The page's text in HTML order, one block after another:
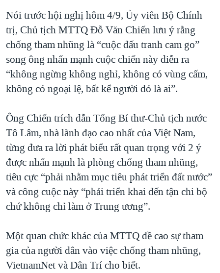
Nói trước hội nghị hôm 4/9, Ủy viên Bộ Chính
trị, Chủ tịch MTTQ Đỗ Văn Chiến lưu ý rằng
chống tham nhũng là “cuộc đấu tranh cam go”
song ông nhấn mạnh cuộc chiến này diễn ra
“không ngừng không nghỉ, không có vùng cấm,
không có ngoại lệ, bất kể người đó là ai”.
Ông Chiến trích dẫn Tổng Bí thư-Chủ tịch nước
Tô Lâm, nhà lãnh đạo cao nhất của Việt Nam,
từng đưa ra lời phát biểu rất quan trọng với 2 ý
được nhấn mạnh là phòng chống tham nhũng,
tiêu cực “phải nhằm mục tiêu phát triển đất nước”
và công cuộc này “phải triển khai đến tận chi bộ
chứ không chỉ làm ở Trung ương”.
Một quan chức khác của MTTQ đề cao sự tham
gia của người dân vào việc chống tham nhũng,
VietnamNet và Dân Trí cho biết.